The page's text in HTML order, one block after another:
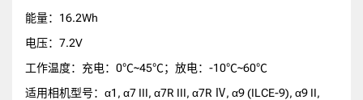
能量：16.2Wh
电压：7.2V
工作温度：充电：0℃~45℃；放电：-10℃~60℃
适用相机型号：α1, α7 III, α7R III, α7R Ⅳ, α9 (ILCE-9), α9 II,